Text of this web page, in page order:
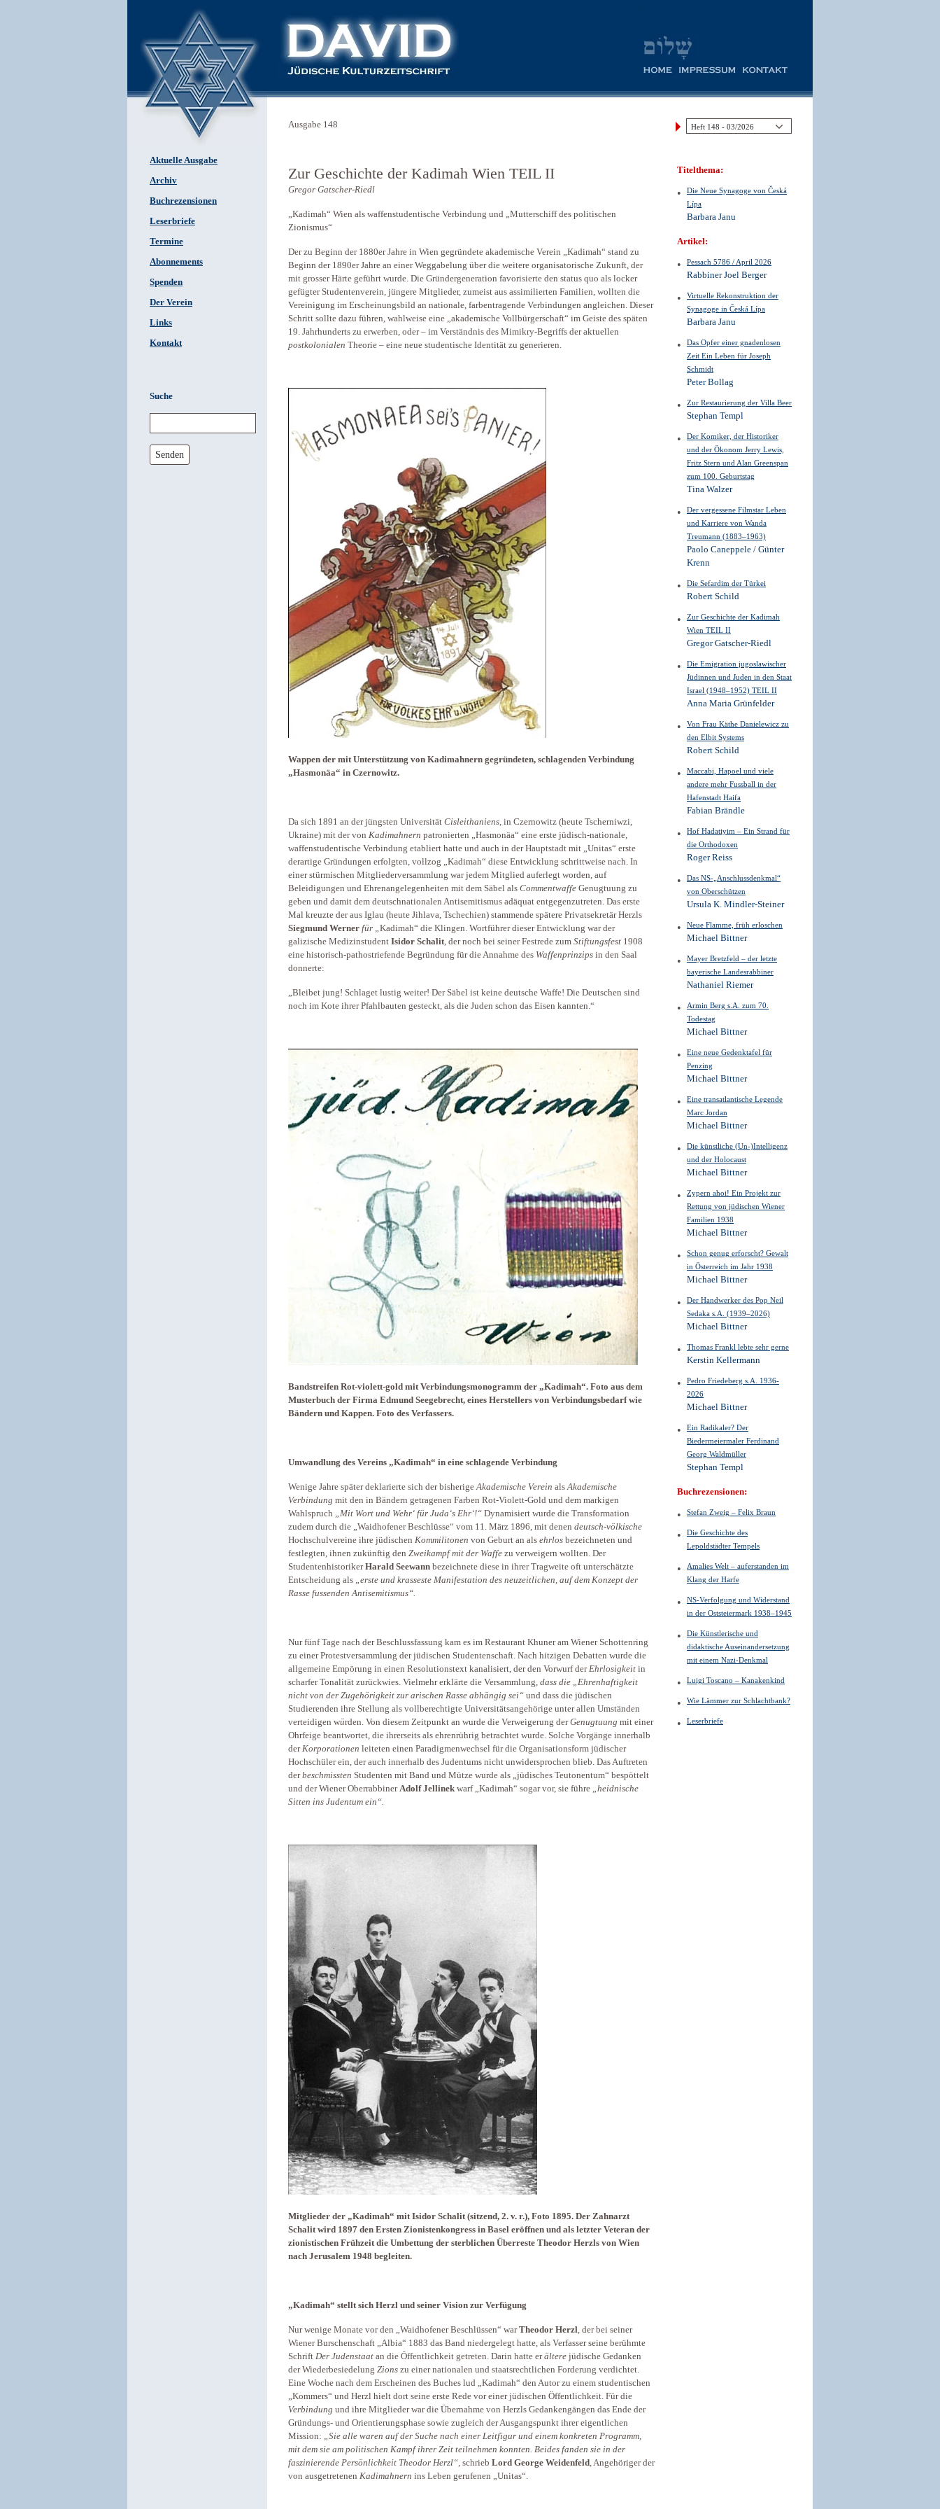
Aktuelle Ausgabe
Archiv
Buchrezensionen
Leserbriefe
Termine
Abonnements
Spenden
Der Verein
Links
Kontakt
Suche
Senden
Ausgabe 148
Zur Geschichte der Kadimah Wien TEIL II
Gregor Gatscher-Riedl
„Kadimah“ Wien als waffen­studentische Verbindung und „Mutterschiff des politischen
Zionismus“
Der zu Beginn der 1880er Jahre in Wien gegründete akademische Verein „Kadimah“ stand zu
Beginn der 1890er Jahre an einer Weggabelung über die weitere organisatorische Zukunft, der
mit grosser Härte geführt wurde. Die Gründergeneration favorisierte den status quo als locker
gefügter Studentenverein, jüngere Mitglieder, zumeist aus assimilierten Familien, wollten die
Vereinigung im Erscheinungsbild an nationale, farbentragende Verbindungen angleichen. Dieser
Schritt sollte dazu führen, wahlweise eine „akademische Vollbürgerschaft“ im Geiste des späten
19. Jahrhunderts zu erwerben, oder – im Verständnis des Mimikry-Begriffs der aktuellen
postkolonialen Theorie – eine neue studentische Identität zu generieren.
Wappen der mit Unterstützung von Kadimahnern gegründeten, schlagenden Verbindung
„Hasmonäa“ in Czernowitz.
Da sich 1891 an der jüngsten Universität Cisleithaniens, in Czernowitz (heute Tscherniwzi,
Ukraine) mit der von Kadimahnern patronierten „Hasmonäa“ eine erste jüdisch-nationale,
waffenstudentische Verbindung etabliert hatte und auch in der Hauptstadt mit „Unitas“ erste
derartige Gründungen erfolgten, vollzog „Kadimah“ diese Entwicklung schrittweise nach. In
einer stürmischen Mitgliederversammlung war jedem Mitglied auferlegt worden, auf
Beleidigungen und Ehrenangelegenheiten mit dem Säbel als Commentwaffe Genugtuung zu
geben und damit dem deutschnationalen Antisemitismus adäquat entgegenzutreten. Das erste
Mal kreuzte der aus Iglau (heute Jihlava, Tschechien) stammende spätere Privatsekretär Herzls
Siegmund Werner für „Kadimah“ die Klingen. Wortführer dieser Entwicklung war der
galizische Medizinstudent Isidor Schalit, der noch bei seiner Festrede zum Stiftungsfest 1908
eine historisch-pathostriefende Begründung für die Annahme des Waffenprinzips in den Saal
donnerte:
„Bleibet jung! Schlaget lustig weiter! Der Säbel ist keine deutsche Waffe! Die Deutschen sind
noch im Kote ihrer Pfahlbauten gesteckt, als die Juden schon das Eisen kannten.“
Bandstreifen Rot-violett-gold mit Verbindungsmonogramm der „Kadimah“. Foto aus dem
Musterbuch der Firma Edmund Seegebrecht, eines Herstellers von Verbindungsbedarf wie
Bändern und Kappen. Foto des Verfassers.
Umwandlung des Vereins „Kadimah“ in eine schlagende Verbindung
Wenige Jahre später deklarierte sich der bisherigeAkademische Verein alsAkademische
Verbindung mit den in Bändern getragenen Farben Rot-Violett-Gold und dem markigen
Wahlspruch „Mit Wort und Wehr‘ für Juda‘s Ehr‘!“ Dynamisiert wurde die Transformation
zudem durch die „Waidhofener Beschlüsse“ vom 11. März 1896, mit denen deutsch-völkische
Hochschulvereine ihre jüdischen Kommilitonen von Geburt an als ehrlos bezeichneten und
festlegten, ihnen zukünftig den Zweikampf mit der Waffe zu verweigern wollten. Der
StudentenhistorikerHarald Seewann bezeichnete diese in ihrer Tragweite oft unterschätzte
Entscheidung als „erste und krasseste Manifestation des neuzeitlichen, auf dem Konzept der
Rasse fussenden Antisemitismus“.
Nur fünf Tage nach der Beschlussfassung kam es im Restaurant Khuner am Wiener Schottenring
zu einer Protestversammlung der jüdischen Studentenschaft. Nach hitzigen Debatten wurde die
allgemeine Empörung in einen Resolutionstext kanalisiert, der den Vorwurf derEhrlosigkeit in
scharfer Tonalität zurückwies. Vielmehr erklärte die Versammlung, dass die „Ehrenhaftigkeit
nicht von der Zugehörigkeit zur arischen Rasse abhängig sei“ und dass die jüdischen
Studierenden ihre Stellung als vollberechtigte Universitätsangehörige unter allen Umständen
verteidigen würden. Von diesem Zeitpunkt an wurde die Verweigerung derGenugtuung mit einer
Ohrfeige beantwortet, die ihrerseits als ehrenrührig betrachtet wurde. Solche Vorgänge innerhalb
derKorporationen leiteten einen Paradigmenwechsel für die Organisationsform jüdischer
Hochschüler ein, der auch innerhalb des Judentums nicht unwidersprochen blieb. Das Auftreten
derbeschmissten Studenten mit Band und Mütze wurde als „jüdisches Teutonentum“ bespöttelt
und der Wiener OberrabbinerAdolf Jellinek warf „Kadimah“ sogar vor, sie führe „heidnische
Sitten ins Judentum ein“.
Mitglieder der „Kadimah“ mit Isidor Schalit (sitzend, 2. v. r.), Foto 1895. Der Zahnarzt
Schalit wird 1897 den Ersten Zionistenkongress in Basel eröffnen und als letzter Veteran der
zionistischen Frühzeit die Umbettung der sterblichen Überreste Theodor Herzls von Wien
nach Jerusalem 1948 begleiten.
„Kadimah“ stellt sich Herzl und seiner Vision zur Verfügung
Nur wenige Monate vor den „Waidhofener Beschlüssen“ warTheodor Herzl, der bei seiner
Wiener Burschenschaft „Albia“ 1883 das Band niedergelegt hatte, als Verfasser seine berühmte
Schrift Der Judenstaat an die Öffentlichkeit getreten. Darin hatte erältere jüdische Gedanken
der Wiederbesiedelung Zions zu einer nationalen und staatsrechtlichen Forderung verdichtet.
Eine Woche nach dem Erscheinen des Buches lud „Kadimah“ den Autor zu einem studentischen
„Kommers“ und Herzl hielt dort seine erste Rede vor einer jüdischen Öffentlichkeit. Für die
Verbindung und ihre Mitglieder war die Übernahme von Herzls Gedankengängen das Ende der
Gründungs- und Orientierungsphase sowie zugleich der Ausgangspunkt ihrer eigentlichen
Mission: „Sie alle waren auf der Suche nach einer Leitfigur und einem konkreten Programm,
mit dem sie am politischen Kampf ihrer Zeit teilnehmen konnten. Beides fanden sie in der
faszinierende Persönlichkeit Theodor Herzl“, schrieb Lord George Weidenfeld, Angehöriger der
von ausgetretenen Kadimahnern ins Leben gerufenen „Unitas“.
Titelthema:
Die Neue Synagoge von Česká
Lípa
Barbara Janu
Artikel:
Pessach 5786 / April 2026
Rabbiner Joel Berger
Virtuelle Rekonstruktion der
Synagoge in Česká Lípa
Barbara Janu
Das Opfer einer gnadenlosen
Zeit Ein Leben für Joseph
Schmidt
Peter Bollag
Zur Restaurierung der Villa Beer
Stephan Templ
Der Komiker, der Historiker
und der Ökonom Jerry Lewis,
Fritz Stern und Alan Greenspan
zum 100. Geburtstag
Tina Walzer
Der vergessene Filmstar Leben
und Karriere von Wanda
Treumann (1883–1963)
Paolo Caneppele / Günter
Krenn
Die Sefardim der Türkei
Robert Schild
Zur Geschichte der Kadimah
Wien TEIL II
Gregor Gatscher-Riedl
Die Emigration jugoslawischer
Jüdinnen und Juden in den Staat
Israel (1948–1952) TEIL II
Anna Maria Grünfelder
Von Frau Käthe Danielewicz zu
den Elbit Systems
Robert Schild
Maccabi, Hapoel und viele
andere mehr Fussball in der
Hafenstadt Haifa
Fabian Brändle
Hof Hadatiyim – Ein Strand für
die Orthodoxen
Roger Reiss
Das NS-„Anschlussdenkmal“
von Oberschützen
Ursula K. Mindler-Steiner
Neue Flamme, früh erloschen
Michael Bittner
Mayer Bretzfeld – der letzte
bayerische Landesrabbiner
Nathaniel Riemer
Armin Berg s.A. zum 70.
Todestag
Michael Bittner
Eine neue Gedenktafel für
Penzing
Michael Bittner
Eine transatlantische Legende
Marc Jordan
Michael Bittner
Die künstliche (Un-)Intelligenz
und der Holocaust
Michael Bittner
Zypern ahoi! Ein Projekt zur
Rettung von jüdischen Wiener
Familien 1938
Michael Bittner
Schon genug erforscht? Gewalt
in Österreich im Jahr 1938
Michael Bittner
Der Handwerker des Pop Neil
Sedaka s.A. (1939–2026)
Michael Bittner
Thomas Frankl lebte sehr gerne
Kerstin Kellermann
Pedro Friedeberg s.A. 1936-
2026
Michael Bittner
Ein Radikaler? Der
Biedermeiermaler Ferdinand
Georg Waldmüller
Stephan Templ
Buchrezensionen:
Stefan Zweig – Felix Braun
Die Geschichte des
Lepoldstädter Tempels
Amalies Welt – auferstanden im
Klang der Harfe
NS-Verfolgung und Widerstand
in der Oststeiermark 1938–1945
Die Künstlerische und
didaktische Auseinandersetzung
mit einem Nazi-Denkmal
Luigi Toscano – Kanakenkind
Wie Lämmer zur Schlachtbank?
Leserbriefe